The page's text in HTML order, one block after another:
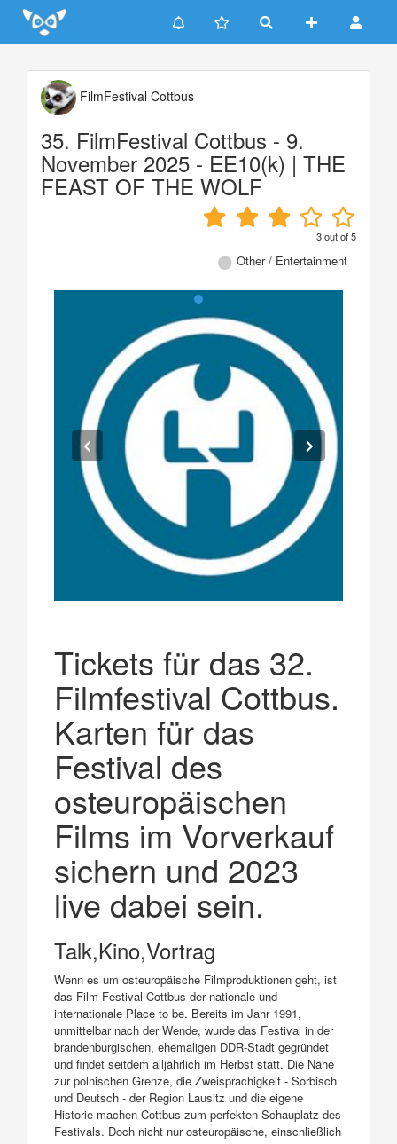
Update cookies preferences
FilmFestival Cottbus
35. FilmFestival Cottbus - 9.
November 2025 - EE10(k) | THE
FEAST OF THE WOLF
3out of5
Other / Entertainment
Tickets für das 32.
Filmfestival Cottbus.
Karten für das
Festival des
osteuropäischen
Films im Vorverkauf
sichern und 2023
live dabei sein.
Talk,Kino,Vortrag
Wenn es um osteuropäische Filmproduktionen geht, ist
das Film Festival Cottbus der nationale und
internationale Place to be. Bereits im Jahr 1991,
unmittelbar nach der Wende, wurde das Festival in der
brandenburgischen, ehemaligen DDR-Stadt gegründet
und findet seitdem alljährlich im Herbst statt. Die Nähe
zur polnischen Grenze, die Zweisprachigkeit - Sorbisch
und Deutsch - der Region Lausitz und die eigene
Historie machen Cottbus zum perfekten Schauplatz des
Festivals. Doch nicht nur osteuropäische, einschließlich